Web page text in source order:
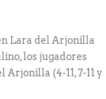
Lara del Arjonilla
los jugadores
Arjonilla (4-11, 7-11 y